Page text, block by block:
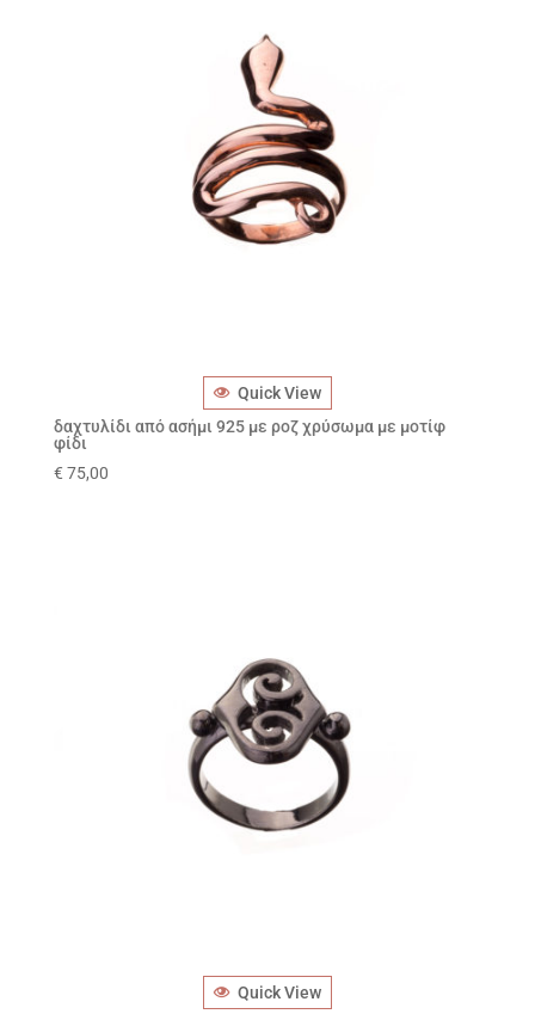
Quick View
δαχτυλίδι από ασήμι 925 με ροζ χρύσωμα με μοτίφ
φίδι
€ 75,00
Quick View